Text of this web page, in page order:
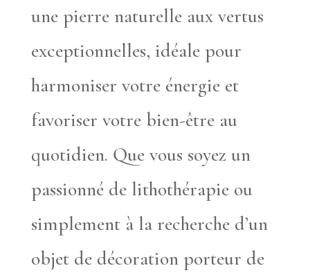
une pierre naturelle aux vertus
exceptionnelles, idéale pour
harmoniser votre énergie et
favoriser votre bien-être au
quotidien. Que vous soyez un
passionné de lithothérapie ou
simplement à la recherche d’un
objet de décoration porteur de